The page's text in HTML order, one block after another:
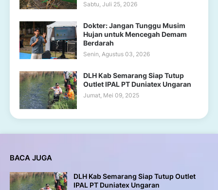
Sabtu, Juli 25, 2026
Dokter: Jangan Tunggu Musim
Hujan untuk Mencegah Demam
Berdarah
Senin, Agustus 03, 2026
DLH Kab Semarang Siap Tutup
Outlet IPAL PT Duniatex Ungaran
Jumat, Mei 09, 2025
BACA JUGA
DLH Kab Semarang Siap Tutup Outlet
IPAL PT Duniatex Ungaran